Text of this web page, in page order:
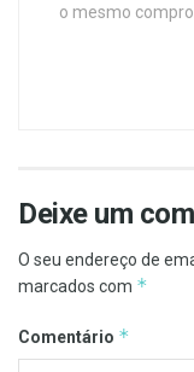
o mesmo
Deixe um
O seu endereço de
marcados com *
Comentário *